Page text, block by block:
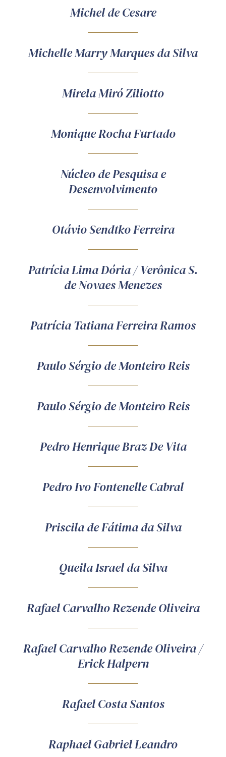
Michel de Cesare
Michelle Marry Marques da Silva
Mirela Miró Ziliotto
Monique Rocha Furtado
Núcleo de Pesquisa e
Desenvolvimento
Otávio Sendtko Ferreira
Patrícia Lima Dória / Verônica S.
de Novaes Menezes
Patrícia Tatiana Ferreira Ramos
Paulo Sérgio de Monteiro Reis
Paulo Sérgio de Monteiro Reis
Pedro Henrique Braz De Vita
Pedro Ivo Fontenelle Cabral
Priscila de Fátima da Silva
Queila Israel da Silva
Rafael Carvalho Rezende Oliveira
Rafael Carvalho Rezende Oliveira /
Erick Halpern
Rafael Costa Santos
Raphael Gabriel Leandro